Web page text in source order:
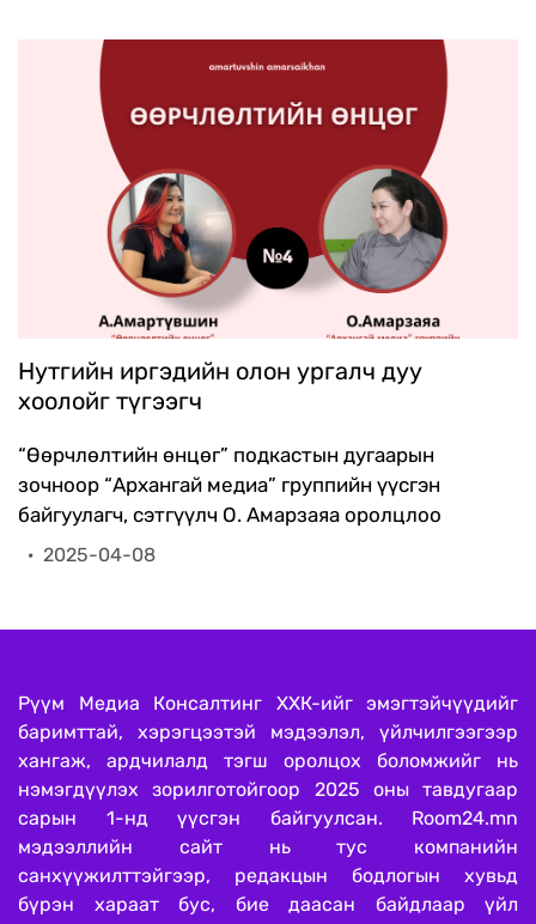
Нутгийн иргэдийн олон ургалч дуу
хоолойг түгээгч
“Өөрчлөлтийн өнцөг” подкастын дугаарын
зочноор “Архангай медиа” группийн үүсгэн
байгуулагч, сэтгүүлч О. Амарзаяа оролцлоо
· 2025-04-08
Рүүм Медиа Консалтинг ХХК-ийг эмэгтэйчүүдийг
баримттай, хэрэгцээтэй мэдээлэл, үйлчилгээгээр
хангаж, ардчилалд тэгш оролцох боломжийг нь
нэмэгдүүлэх зорилготойгоор 2025 оны тавдугаар
сарын 1-нд үүсгэн байгуулсан. Room24.mn
мэдээллийн сайт нь тус компанийн
санхүүжилттэйгээр, редакцын бодлогын хувьд
бүрэн хараат бус, бие даасан байдлаар үйл